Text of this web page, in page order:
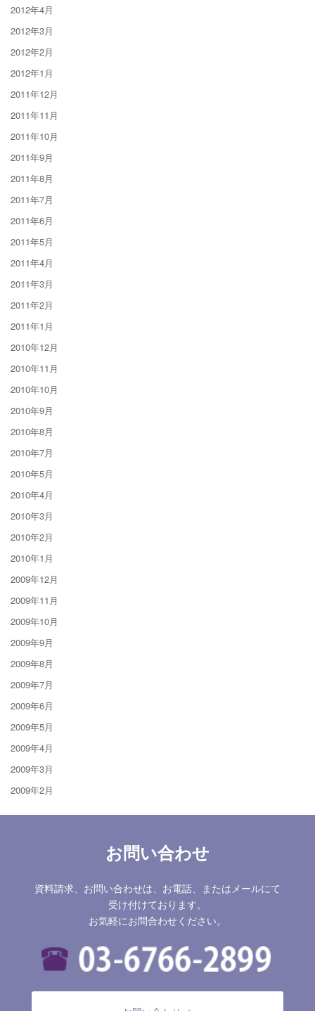
2012年4月
2012年3月
2012年2月
2012年1月
2011年12月
2011年11月
2011年10月
2011年9月
2011年8月
2011年7月
2011年6月
2011年5月
2011年4月
2011年3月
2011年2月
2011年1月
2010年12月
2010年11月
2010年10月
2010年9月
2010年8月
2010年7月
2010年5月
2010年4月
2010年3月
2010年2月
2010年1月
2009年12月
2009年11月
2009年10月
2009年9月
2009年8月
2009年7月
2009年6月
2009年5月
2009年4月
2009年3月
2009年2月
お問い合わせ
資料請求、お問い合わせは、お電話、またはメールにて
受け付けております。
お気軽にお問合わせください。